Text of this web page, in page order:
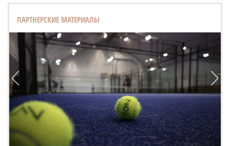
ПАРТНЕРСКИЕ МАТЕРИАЛЫ